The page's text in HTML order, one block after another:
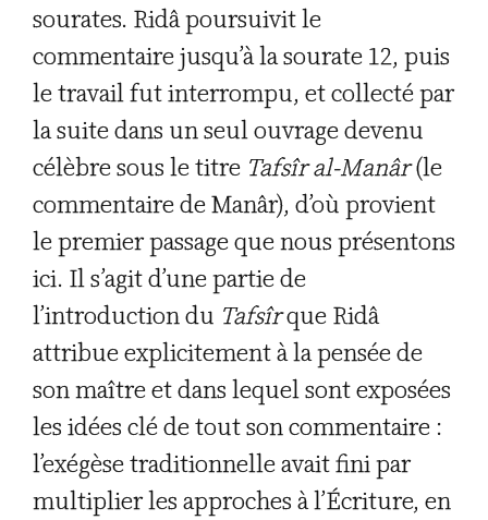
sourates. Ridâ poursuivit le
commentaire jusqu’à la sourate 12, puis
le travail fut interrompu, et collecté par
la suite dans un seul ouvrage devenu
célèbre sous le titre Tafsîr al-Manâr(le
commentaire de Manâr), d’où provient
le premier passage que nous présentons
ici. Il s’agit d’une partie de
l’introduction du Tafsîrque Ridâ
attribue explicitement à la pensée de
son maître et dans lequel sont exposées
les idées clé de tout son commentaire :
l’exégèse traditionnelle avait fini par
multiplier les approches à l’Écriture, en